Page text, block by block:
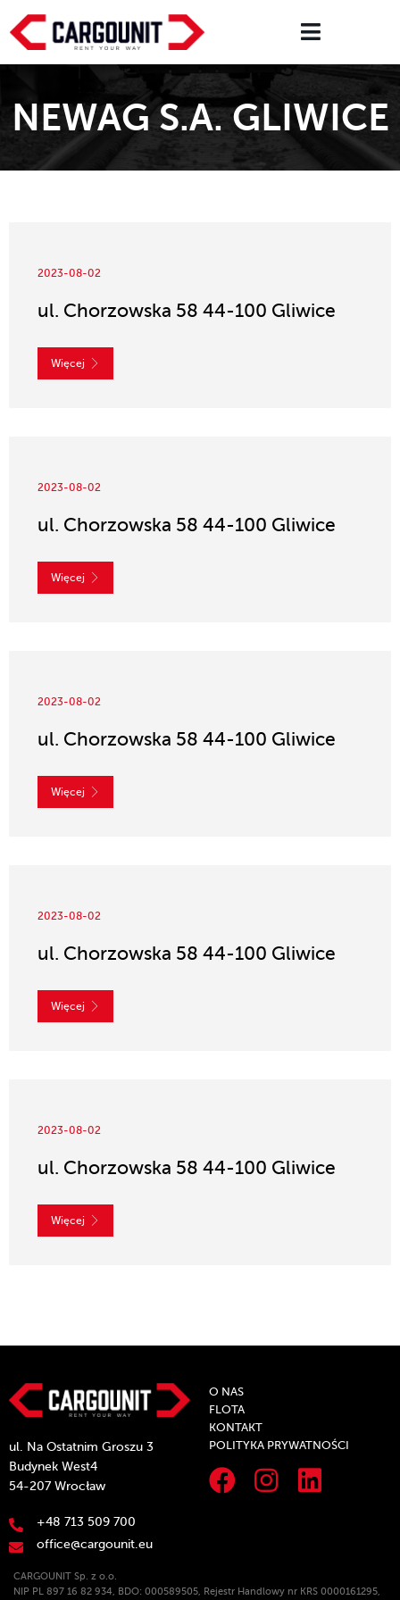
NEWAG S.A. GLIWICE
2023-08-02
ul. Chorzowska 58 44-100 Gliwice
Więcej
2023-08-02
ul. Chorzowska 58 44-100 Gliwice
Więcej
2023-08-02
ul. Chorzowska 58 44-100 Gliwice
Więcej
2023-08-02
ul. Chorzowska 58 44-100 Gliwice
Więcej
2023-08-02
ul. Chorzowska 58 44-100 Gliwice
Więcej
ul. Na Ostatnim Groszu 3
Budynek West4
54-207 Wrocław
+48 713 509 700
office@cargounit.eu
O NAS
FLOTA
KONTAKT
POLITYKA PRYWATNOŚCI
CARGOUNIT Sp. z o.o.
NIP PL 897 16 82 934, BDO: 000589505, Rejestr Handlowy nr KRS 0000161295,